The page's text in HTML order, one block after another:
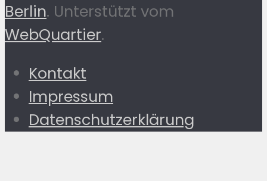
Berlin. Unterstützt vom
WebQuartier.
Kontakt
Impressum
Datenschutzerklärung